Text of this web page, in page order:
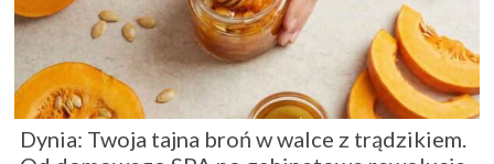
Dynia: Twoja tajna broń w walce z trądzikiem.